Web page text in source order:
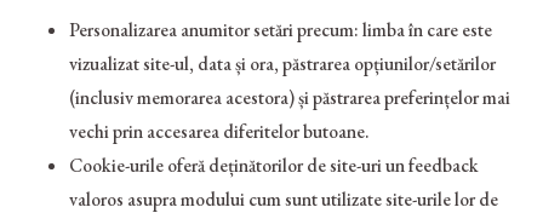
Personalizarea anumitor setări precum: limba în care este
vizualizat site-ul, data și ora, păstrarea opțiunilor/setărilor
(inclusiv memorarea acestora) și păstrarea preferințelor mai
vechi prin accesarea diferitelor butoane.
Cookie-urile oferă deținătorilor de site-uri un feedback
valoros asupra modului cum sunt utilizate site-urile lor de